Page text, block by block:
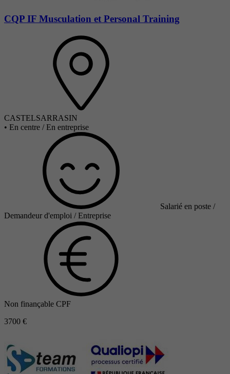
CQP IF Musculation et Personal Training
CASTELSARRASIN
• En centre / En entreprise
Salarié en poste /
Demandeur d'emploi / Entreprise
Non finançable CPF
3700 €